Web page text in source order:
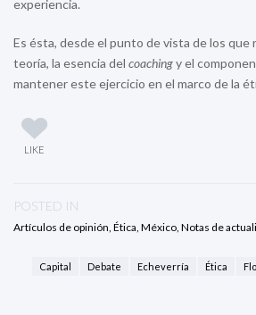
experiencia.
Es ésta, desde el punto de vista de los que
teoría, la esencia del coachingy el
mantener este ejercicio en el marco de la
LIKE
POSTED IN
Artículos de opinión, Ética, México, Notas de
Capital Debate Echeverría Ética